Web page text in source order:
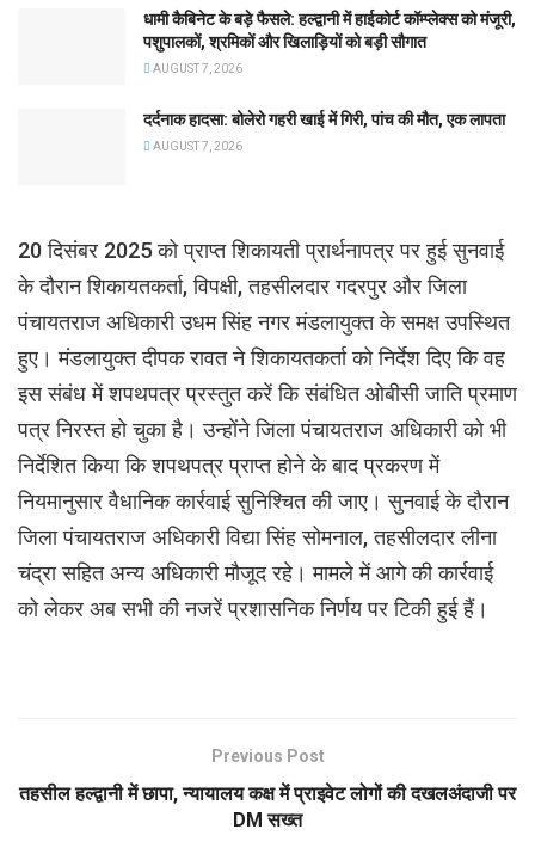
धामी कैबिनेट के बड़े फैसले: हल्द्वानी में हाईकोर्ट कॉम्प्लेक्स को मंजूरी,
पशुपालकों, श्रमिकों और खिलाड़ियों को बड़ी सौगात
AUGUST 7, 2026
दर्दनाक हादसा: बोलेरो गहरी खाई में गिरी, पांच की मौत, एक लापता
AUGUST 7, 2026
20 दिसंबर 2025 को प्राप्त शिकायती प्रार्थनापत्र पर हुई सुनवाई
के दौरान शिकायतकर्ता, विपक्षी, तहसीलदार गदरपुर और जिला
पंचायतराज अधिकारी उधम सिंह नगर मंडलायुक्त के समक्ष उपस्थित
हुए। मंडलायुक्त दीपक रावत ने शिकायतकर्ता को निर्देश दिए कि वह
इस संबंध में शपथपत्र प्रस्तुत करें कि संबंधित ओबीसी जाति प्रमाण
पत्र निरस्त हो चुका है। उन्होंने जिला पंचायतराज अधिकारी को भी
निर्देशित किया कि शपथपत्र प्राप्त होने के बाद प्रकरण में
नियमानुसार वैधानिक कार्रवाई सुनिश्चित की जाए। सुनवाई के दौरान
जिला पंचायतराज अधिकारी विद्या सिंह सोमनाल, तहसीलदार लीना
चंद्रा सहित अन्य अधिकारी मौजूद रहे। मामले में आगे की कार्रवाई
को लेकर अब सभी की नजरें प्रशासनिक निर्णय पर टिकी हुई हैं।
Previous Post
तहसील हल्द्वानी में छापा, न्यायालय कक्ष में प्राइवेट लोगों की दखलअंदाजी पर
DM सख्त